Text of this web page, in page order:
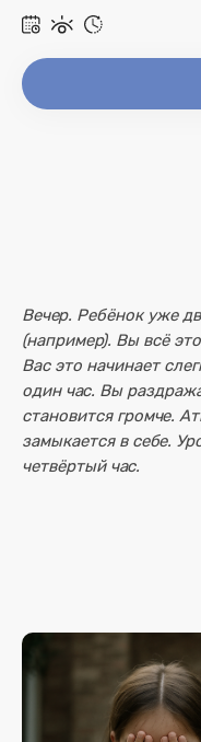
Вечер. Ребёнок уже
(например). Вы всё
Вас это начинает
один час. Вы
становится громче.
замыкается в себе.
четвёртый час.